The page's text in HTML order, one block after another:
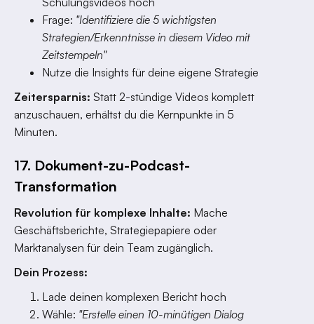
Frage: "Identifiziere die 5 wichtigsten
Strategien/Erkenntnisse in diesem Video mit
Zeitstempeln"
Nutze die Insights für deine eigene Strategie
Zeitersparnis: Statt 2-stündige Videos komplett
anzuschauen, erhältst du die Kernpunkte in 5
Minuten.
17. Dokument-zu-Podcast-
Transformation
Revolution für komplexe Inhalte: Mache
Geschäftsberichte, Strategiepapiere oder
Marktanalysen für dein Team zugänglich.
Dein Prozess:
Lade deinen komplexen Bericht hoch
Wähle: "Erstelle einen 10-minütigen Dialog